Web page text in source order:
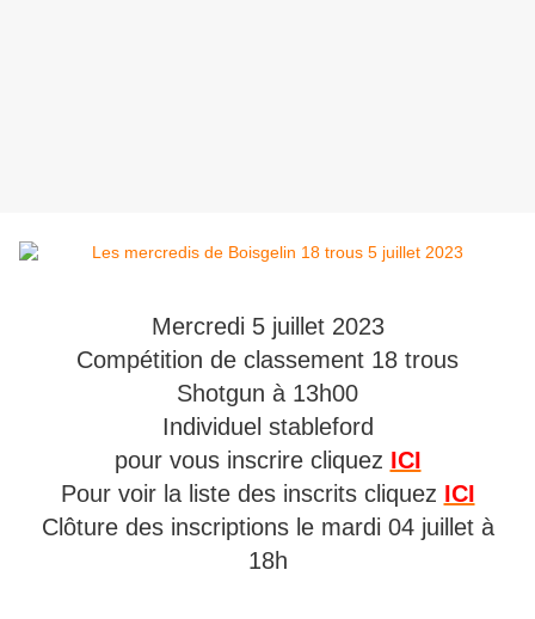
Mercredi 5 juillet 2023
Compétition de classement 18 trous
Shotgun à 13h00
Individuel stableford
pour vous inscrire cliquez ICI
Pour voir la liste des inscrits cliquez ICI
Clôture des inscriptions le mardi 04 juillet à
18h